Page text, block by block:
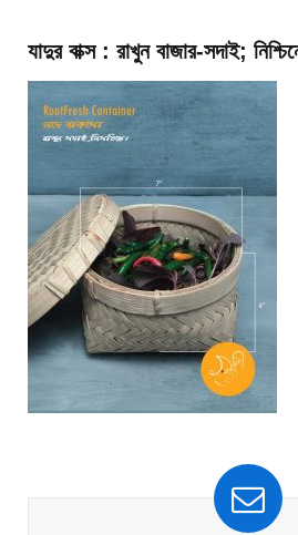
যাদুর বাক্স : রাখুন বাজার-সদাই;